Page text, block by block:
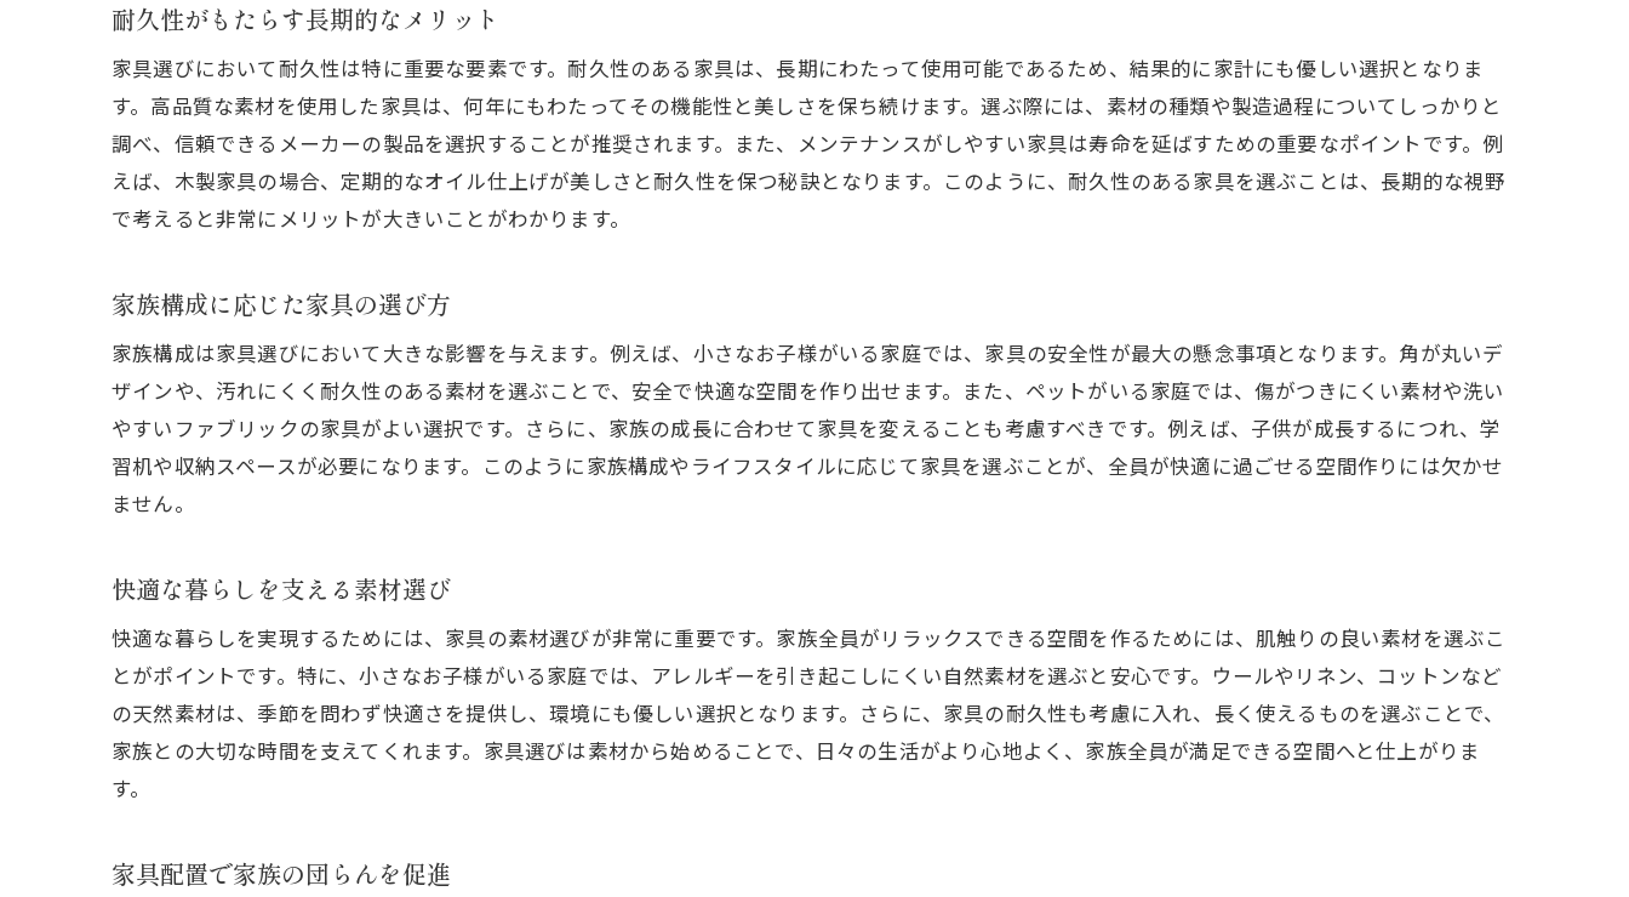
子供がいる家庭でのラウンドエッジの利点
家具の角を丸くするメリット
日常生活に溶け込む柔らかなデザイン
自然素材がもたらす健康的な空間
木材の温かみを活かしたリビング作り
エコフレンドリーな素材選びのポイント
リラックスを促す自然な色合い
ニュートラルカラーの心理効果と調和
色合いがもたらすリラクゼーション効果
シンプルで洗練された空間作りのコツ
色のバランスが生む調和のとれたインテリア
耐久性がもたらす長期的なメリット
家具選びにおいて耐久性は特に重要な要素です。耐久性のある家具は、長期にわたって使用可能であるため、結果的に家計にも優しい選択となりま
す。高品質な素材を使用した家具は、何年にもわたってその機能性と美しさを保ち続けます。選ぶ際には、素材の種類や製造過程についてしっかりと
調べ、信頼できるメーカーの製品を選択することが推奨されます。また、メンテナンスがしやすい家具は寿命を延ばすための重要なポイントです。例
えば、木製家具の場合、定期的なオイル仕上げが美しさと耐久性を保つ秘訣となります。このように、耐久性のある家具を選ぶことは、長期的な視野
で考えると非常にメリットが大きいことがわかります。
家族構成に応じた家具の選び方
家族構成は家具選びにおいて大きな影響を与えます。例えば、小さなお子様がいる家庭では、家具の安全性が最大の懸念事項となります。角が丸いデ
ザインや、汚れにくく耐久性のある素材を選ぶことで、安全で快適な空間を作り出せます。また、ペットがいる家庭では、傷がつきにくい素材や洗い
やすいファブリックの家具がよい選択です。さらに、家族の成長に合わせて家具を変えることも考慮すべきです。例えば、子供が成長するにつれ、学
習机や収納スペースが必要になります。このように家族構成やライフスタイルに応じて家具を選ぶことが、全員が快適に過ごせる空間作りには欠かせ
ません。
快適な暮らしを支える素材選び
快適な暮らしを実現するためには、家具の素材選びが非常に重要です。家族全員がリラックスできる空間を作るためには、肌触りの良い素材を選ぶこ
とがポイントです。特に、小さなお子様がいる家庭では、アレルギーを引き起こしにくい自然素材を選ぶと安心です。ウールやリネン、コットンなど
の天然素材は、季節を問わず快適さを提供し、環境にも優しい選択となります。さらに、家具の耐久性も考慮に入れ、長く使えるものを選ぶことで、
家族との大切な時間を支えてくれます。家具選びは素材から始めることで、日々の生活がより心地よく、家族全員が満足できる空間へと仕上がりま
す。
家具配置で家族の団らんを促進